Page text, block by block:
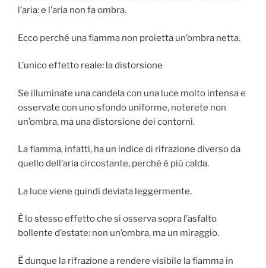
l’aria: e l’aria non fa ombra.
Ecco perché una fiamma non proietta un’ombra netta.
L’unico effetto reale: la distorsione
Se illuminate una candela con una luce molto intensa e
osservate con uno sfondo uniforme, noterete non
un’ombra, ma una distorsione dei contorni.
La fiamma, infatti, ha un indice di rifrazione diverso da
quello dell’aria circostante, perché è più calda.
La luce viene quindi deviata leggermente.
È lo stesso effetto che si osserva sopra l’asfalto
bollente d’estate: non un’ombra, ma un miraggio.
È dunque la rifrazione a rendere visibile la fiamma in